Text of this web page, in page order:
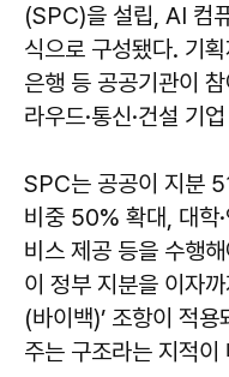
(SPC)을 설립, AI 컴
식으로 구성됐다. 기
은행 등 공공기관이
라우드·통신·건설 기
SPC는 공공이 지분
비중 50% 확대, 대학
비스 제공 등을 수행
이 정부 지분을 이자
(바이백)’ 조항이 적
주는 구조라는 지적이